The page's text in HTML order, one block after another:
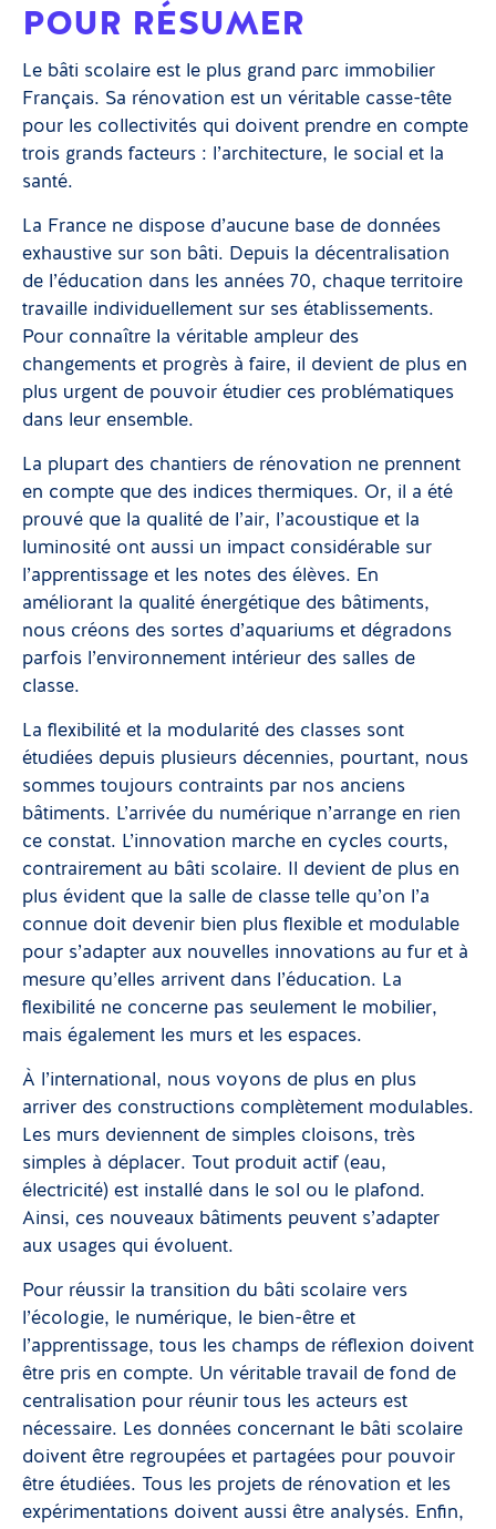
POUR RÉSUMER
Le bâti scolaire est le plus grand parc immobilier
Français. Sa rénovation est un véritable casse-tête
pour les collectivités qui doivent prendre en compte
trois grands facteurs : l’architecture, le social et la
santé.
La France ne dispose d’aucune base de données
exhaustive sur son bâti. Depuis la décentralisation
de l’éducation dans les années 70, chaque territoire
travaille individuellement sur ses établissements.
Pour connaître la véritable ampleur des
changements et progrès à faire, il devient de plus en
plus urgent de pouvoir étudier ces problématiques
dans leur ensemble.
La plupart des chantiers de rénovation ne prennent
en compte que des indices thermiques. Or, il a été
prouvé que la qualité de l’air, l’acoustique et la
luminosité ont aussi un impact considérable sur
l’apprentissage et les notes des élèves. En
améliorant la qualité énergétique des bâtiments,
nous créons des sortes d’aquariums et dégradons
parfois l’environnement intérieur des salles de
classe.
La flexibilité et la modularité des classes sont
étudiées depuis plusieurs décennies, pourtant, nous
sommes toujours contraints par nos anciens
bâtiments. L’arrivée du numérique n’arrange en rien
ce constat. L’innovation marche en cycles courts,
contrairement au bâti scolaire. Il devient de plus en
plus évident que la salle de classe telle qu’on l’a
connue doit devenir bien plus flexible et modulable
pour s’adapter aux nouvelles innovations au fur et à
mesure qu’elles arrivent dans l’éducation. La
flexibilité ne concerne pas seulement le mobilier,
mais également les murs et les espaces.
À l’international, nous voyons de plus en plus
arriver des constructions complètement modulables.
Les murs deviennent de simples cloisons, très
simples à déplacer. Tout produit actif (eau,
électricité) est installé dans le sol ou le plafond.
Ainsi, ces nouveaux bâtiments peuvent s’adapter
aux usages qui évoluent.
Pour réussir la transition du bâti scolaire vers
l’écologie, le numérique, le bien-être et
l’apprentissage, tous les champs de réflexion doivent
être pris en compte. Un véritable travail de fond de
centralisation pour réunir tous les acteurs est
nécessaire. Les données concernant le bâti scolaire
doivent être regroupées et partagées pour pouvoir
être étudiées. Tous les projets de rénovation et les
expérimentations doivent aussi être analysés. Enfin,